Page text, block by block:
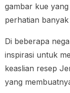
gambar kue
perhatian
Di beberapa
inspirasi untuk
keaslian resep
yang